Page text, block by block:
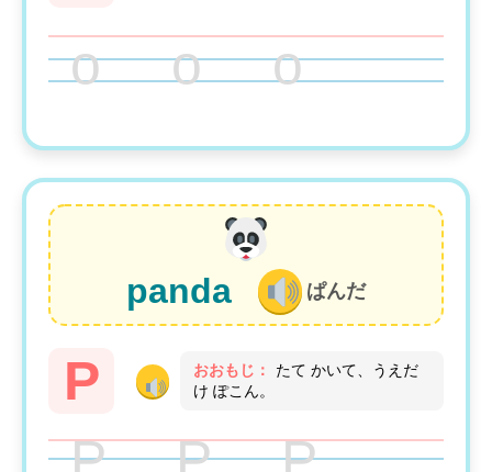
o o o
panda ぱんだ
P おおもじ：
たて かいて、うえだ
け ぽこん。